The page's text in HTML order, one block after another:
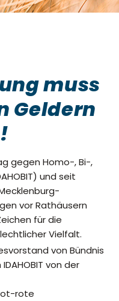
muss
Geldern
gegen Homo-, Bi-,
und seit
vor Rathäusern
für die
Vielfalt.
von Bündnis
von der
rote